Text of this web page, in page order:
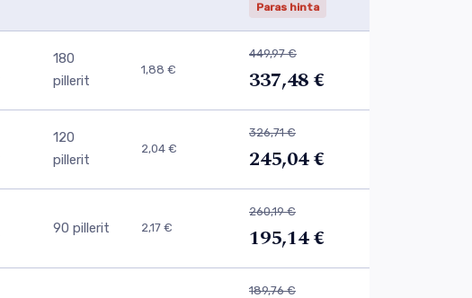
Paras hinta
180
pillerit
1,88 €
449,97 €
337,48 €
120
pillerit
2,04 €
326,71 €
245,04 €
90 pillerit 2,17 €
260,19 €
195,14 €
189,76 €